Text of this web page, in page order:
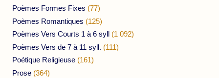
Poèmes Formes Fixes (77)
Poèmes Romantiques (125)
Poèmes Vers Courts 1 à 6 syll (1 092)
Poèmes Vers de 7 à 11 syll. (111)
Poétique Religieuse (161)
Prose (364)